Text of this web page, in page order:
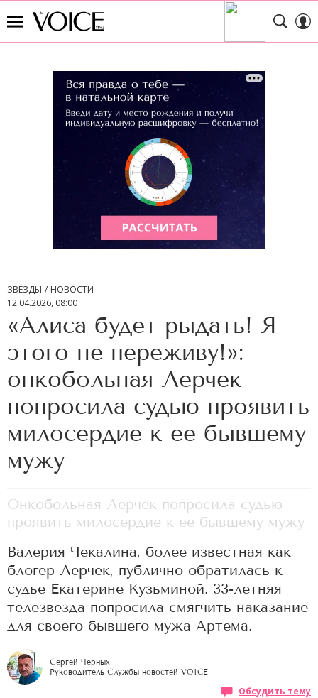
ЗВЕЗДЫ
НОВОСТИ
12.04.2026, 08:00
«Алиса будет рыдать! Я
этого не переживу!»:
онкобольная Лерчек
попросила судью проявить
милосердие к ее бывшему
мужу
Онкобольная Лерчек попросила судью
проявить милосердие к ее бывшему мужу
Валерия Чекалина, более известная как
блогер Лерчек, публично обратилась к
судье Екатерине Кузьминой. 33-летняя
телезвезда попросила смягчить наказание
для своего бывшего мужа Артема.
Сергей Черных
Руководитель Службы новостей VOICE
Обсудить тему